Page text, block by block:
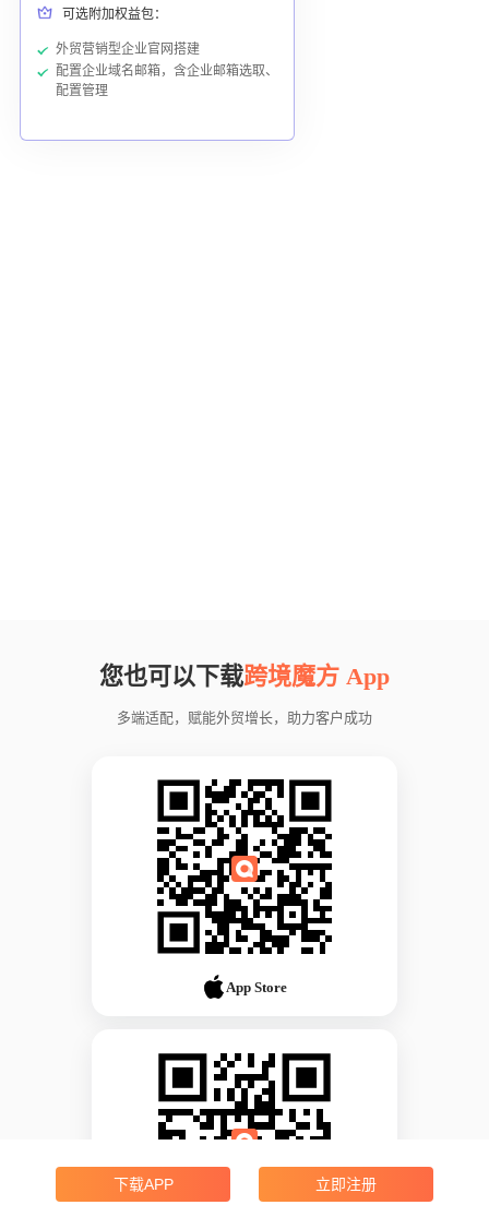
可选附加权益包：
外贸营销型企业官网搭建
配置企业域名邮箱，含企业邮箱选取、
配置管理
您也可以下载跨境魔方 App
多端适配，赋能外贸增长，助力客户成功
App Store
下载APP 立即注册